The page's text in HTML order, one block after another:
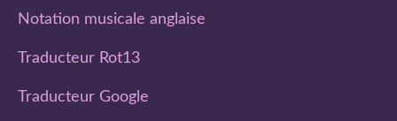
Notation musicale anglaise
Traducteur Rot13
Traducteur Google